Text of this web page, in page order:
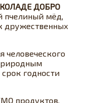
ДОБРО
пчелиный мёд,
дружественных
человеческого
годности
продуктов,